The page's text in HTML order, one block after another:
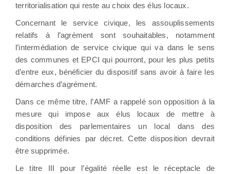
territorialisation qui reste au choix des élus locaux.
Concernant le service civique, les assouplissements
relatifs à l’agrément sont souhaitables, notamment
l’intermédiation de service civique qui va dans le sens
des communes et EPCI qui pourront, pour les plus petits
d’entre eux, bénéficier du dispositif sans avoir à faire les
démarches d’agrément.
Dans ce même titre, l’AMF a rappelé son opposition à la
mesure qui impose aux élus locaux de mettre à
disposition des parlementaires un local dans des
conditions définies par décret. Cette disposition devrait
être supprimée.
Le titre III pour l’égalité réelle est le réceptacle de